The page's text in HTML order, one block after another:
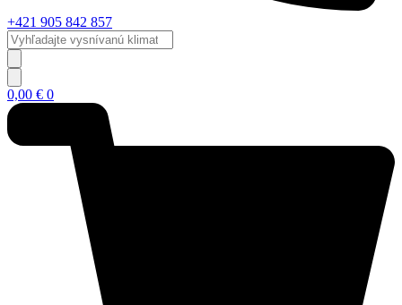
+421 905 842 857
Vyhľadajte
vysnívanú
klimatizáciu...
0,00 € 0